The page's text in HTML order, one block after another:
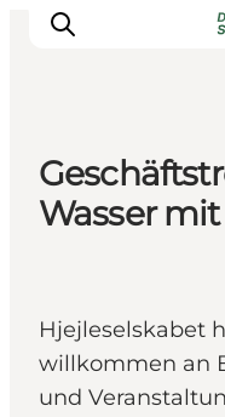
Erleben Sie
Entdecken
Wasser
Hjejleselskabet
willkommen an
und